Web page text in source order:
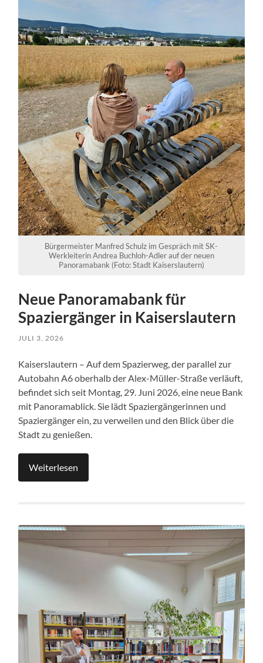
Bürgermeister Manfred Schulz im Gespräch mit SK-
Werkleiterin Andrea Buchloh-Adler auf der neuen
Panoramabank (Foto: Stadt Kaiserslautern)
Neue Panoramabank für
Spaziergänger in Kaiserslautern
JULI 3, 2026
Kaiserslautern – Auf dem Spazierweg, der parallel zur
Autobahn A6 oberhalb der Alex-Müller-Straße verläuft,
befindet sich seit Montag, 29. Juni 2026, eine neue Bank
mit Panoramablick. Sie lädt Spaziergängerinnen und
Spaziergänger ein, zu verweilen und den Blick über die
Stadt zu genießen.
Weiterlesen